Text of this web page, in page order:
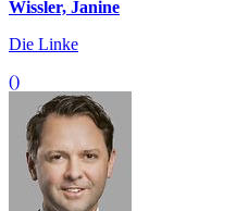
()
Bildinformationen